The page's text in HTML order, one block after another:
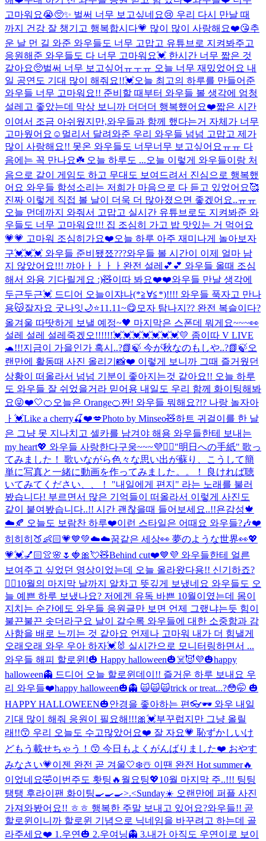
고마워요😭🥺✨ 벌써 너무 보고싶네요😢 우리 다시 만날 때
까지 건강 잘 챙기고 행복합시다💗 많이 많이 사랑해요❤️😘추
운 날 먼 길 와준 와우들도 너무 고맙고 유튜브로 지켜봐주고
응원해준 와우들도 다 너무 고마워요💓 한시간 너무 짧은 것
같아요🥺벌써 너무 보고싶어ㅠㅜㅠ 오늘 너무 재밌었어요 내
일 공연도 기대 많이 해줘요!!💓오늘 최고의 하루를 만들어준
와우들 너무 고마워요!! 준비할 때부터 와우들 볼 생각에 엄청
설레고 좋았는데 막상 보니까 더더더 행복했어요❤️짧은 시간
이여서 조금 아쉬웠지만,와우들과 함께 했다는거 자체가 너무
고마웠어요☺️멀리서 달려와준 우리 와우들 넘넘 고맙고 제가
많이 사랑해요!! 못온 와우들도 너무너무 보고싶어요ㅠㅠ 다
음에는 꼭 만나요☘️ 오늘 하루도 ...오늘 이렇게 와우들이랑 처
음으로 같이 게임도 하고 무대도 보여드려서 진심으로 행복했
어요 와우들 함성소리는 저희가 마음으로 다 듣고 있었어요🥰
진짜 이렇게 직접 볼 날이 더욱 더 많아졌으면 좋겠어요..ㅠㅠ
오늘 먼데까지 와줘서 고맙고 실시간 유튜브로도 지켜봐준 와
우들도 너무 고마워요!!! 집 조심히 가고 밥 맛있는 거 먹어요
💗💗 고마워 조심히가요❤️오늘 하루 아주 재미나게 놀아보자
구💓💓💓 와우들 준비됐쬬???와우들 볼 시간이 이제 얼마 남
지 않았어요!!! 꺄아ㅏㅏㅏㅏ완전 설레💕💕 와우들 올때 조심
해서 와용 기다릴게요 :)🧸이따 봐요❤️❤️와우들 만날 생각에
두근두근💓 드디어 오늘이쟈나(*≧∀≦*)!!!! 와우들 푹자고 만나
용😽잘자요 굿나잇🌙⭐️11.11~😋 모자 탐나지?? 완전 복슬이다?
올겨울 따땃하게 보낼 예정~🖤 마지막은 스폰데 뭐게요~~~👀
설레 설레 설레죽겠오!!!!!!💓💓💓💓💓💓💓💛 좀이따 V LIVE
🐢!!!지금이 가을인가 혹시..?📗🍃 今が秋なのもしや..?📗🍃오
랜만에 활동때 사진 올리기📸❤️ 이렇게 보니까 그때 즐거웠던
상황이 떠올라서 넘넘 기분이 좋아지는것 같아요!! 오늘 하루
도 와우들 잘 쉬었을거라 믿어용 내일도 우리 함께 화이팅해봐
요😜❤️🤍🍊오늘은 Orange🍊짠! 와우들 뭐해요?!? 나랑 놀자아
ㅏ💓Like a cherry🍒❤️💋Photo by Minseo🧸하트 귀걸이를 한 날
은 그냥 못 지나치고 셀카를 남겨야 해용 와우들한테 보내는
my heart💖 와우들 사랑한다구웅~~~💜🙆‍♀️"明日への手紙" 歌っ
てみました！ 歌いながら色々な思い出が蘇り、こうして簡
単に写真と一緒に動画を作ってみました。。！ 良ければ聴
いてみてください、、！ "내일에게 편지" 라는 노래를 불러
봤습니다! 부르면서 많은 기억들이 떠올라서 이렇게 사진도
같이 붙여봤습니다..!! 시간 괜찮을때 들어보세요..!!욘감성🍁
☁️🍂 오늘도 보람찬 하루❤️이런 스타일은 어때요 와우들?🎶❤️
히히히🍑👶🏻💗💙💚☁️☁️꿈같은 세상👀 夢のような世界👀💖
💗💓💅🏻👚🌸🌷🍓🎀💘🧸Behind cut❤️💙💜 와우들한테 얼른
보여주고 싶었던 영상이었는데 오늘 올라왔다용!! 신기하죠?
👍🏻10월의 마지막 날까지 알차고 뜻깊게 보냈네요 와우들도 오
늘 예쁜 하루 보냈나요? 저에겐 유독 바쁜 10월이였는데 몸이
지치는 순간에도 와우들 응원글만 보면 언제 그랬냐는듯 힘이
불끈불끈 솟더라구요 날이 갈수록 와우들에 대한 소중함과 감
사함을 배로 느끼는 것 같아요 언제나 고마워 내가 더 힘낼게
오래오래 와우 우아 하자💓🐰 실시간으로 모니터링하면서 ...
와우들 해피 할로윈!🎃 Happy halloween🎃☠️😈💜🎃happy
halloween👻 드디어 오늘 할로윈데이!! 즐거운 하루 보내요 우
리 와우들❤️happy halloween🎃👻 🙀🙀🙀trick or treat...?😳🤭 🎃
HAPPY HALLOWEEN🎃안경을 좋아하는 편👓🕶 와우 내일
기대 많이 해줘 응원이 필요해!!!🎀💓부꾸럽지만 그냥 올릴
래!!😙 우리 오늘도 수고많았어요❤️ 잘 자요💗 恥ずかしいけ
どもう載せちゃう！😙 今日もよくがんばりました❤️ おやす
みなさい💗이젠 완전 곧 겨울🤍❄️☃️ 이땐 완전 Hot summer🔥
이었네요🤣이번주도 홧팅🔥월요팅💖10월 마지막 주..!!! 팅팅
탱탱 후라이팬 화이팅🍳🍳🍳>.<Sunday☀️ 오랜만에 퍼플 사진
가져와봤어요!! ㅎㅎ 행복한 주말 보내고 있어요?와우들!! 곧
할로윈이니까 할로윈 기념으로 닉네임을 바꾸려고 하는데 골
라주세요❤️ 1.우연🎃 2.우여닝👻 3.내가 아직도 우연이로 보이